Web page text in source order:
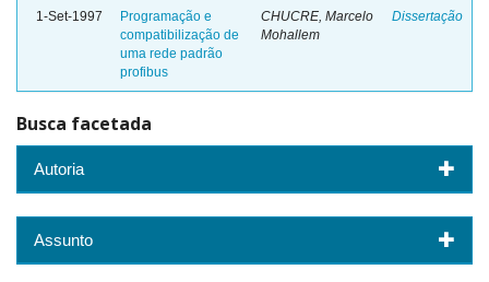
1-Set-1997
Programação e
compatibilização de
uma rede padrão
profibus
CHUCRE, Marcelo
Mohallem
Dissertação
Busca facetada
Autoria
Assunto